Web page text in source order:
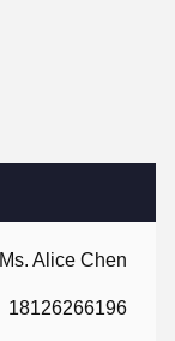
Ms. Alice Chen
18126266196